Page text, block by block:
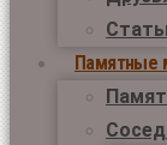
Памятные